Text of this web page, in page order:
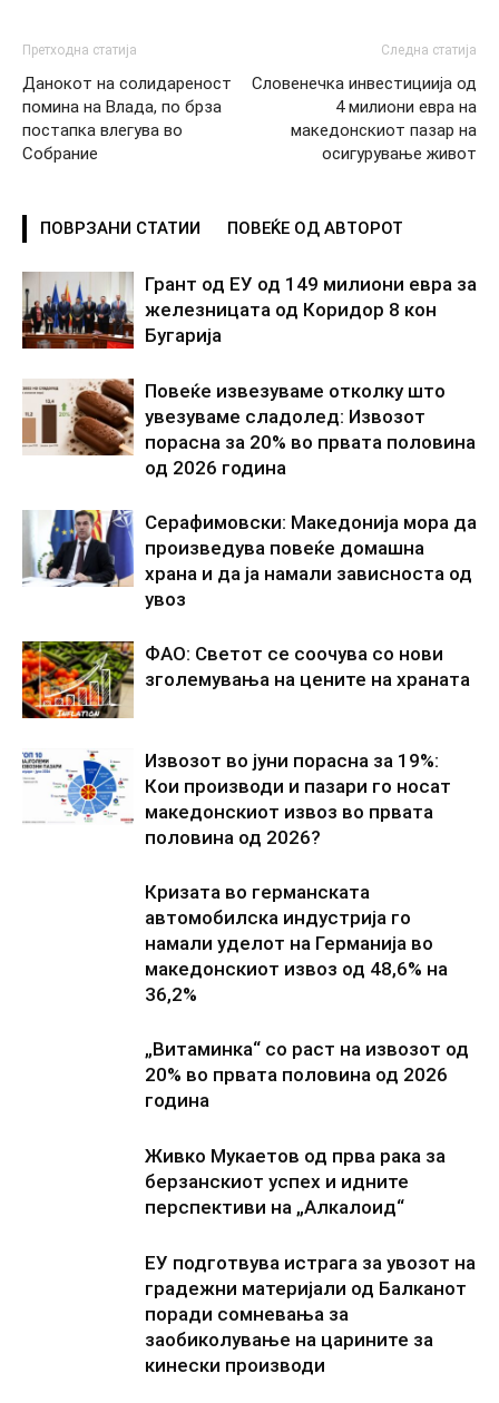
Претходна статија
Данокот на солидареност
помина на Влада, по брза
постапка влегува во
Собрание
Следна статија
Словенечка инвестициија од
4 милиони евра на
македонскиот пазар на
осигурување живот
ПОВРЗАНИ СТАТИИ ПОВЕЌЕ ОД АВТОРОТ
Грант од ЕУ од 149 милиони евра за
железницата од Коридор 8 кон
Бугарија
Повеќе извезуваме отколку што
увезуваме сладолед: Извозот
порасна за 20% во првата половина
од 2026 година
Серафимовски: Македонија мора да
произведува повеќе домашна
храна и да ја намали зависноста од
увоз
ФАО: Светот се соочува со нови
зголемувања на цените на храната
Извозот во јуни порасна за 19%:
Кои производи и пазари го носат
македонскиот извоз во првата
половина од 2026?
Кризата во германската
автомобилска индустрија го
намали уделот на Германија во
македонскиот извоз од 48,6% на
36,2%
„Витаминка“ со раст на извозот од
20% во првата половина од 2026
година
Живко Мукаетов од прва рака за
берзанскиот успех и идните
перспективи на „Алкалоид“
ЕУ подготвува истрага за увозот на
градежни материјали од Балканот
поради сомневања за
заобиколување на царините за
кинески производи